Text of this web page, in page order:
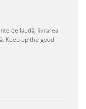
de laudă, livrarea
Keep up the good